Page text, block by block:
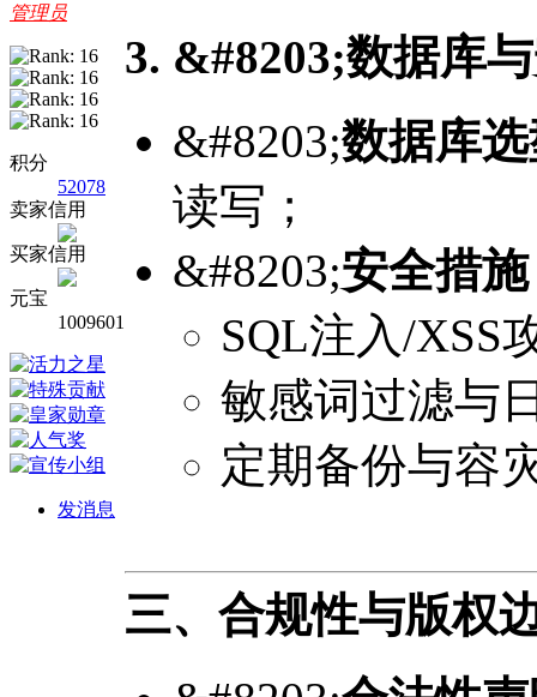
管理员
积分
52078
卖家信用
买家信用
元宝
1009601
发消息
3. &#8203;数据库
&#8203;数据库
读写；
&#8203;安全措施
SQL注入/XSS
敏感词过滤与
定期备份与容
三、合规性与版权